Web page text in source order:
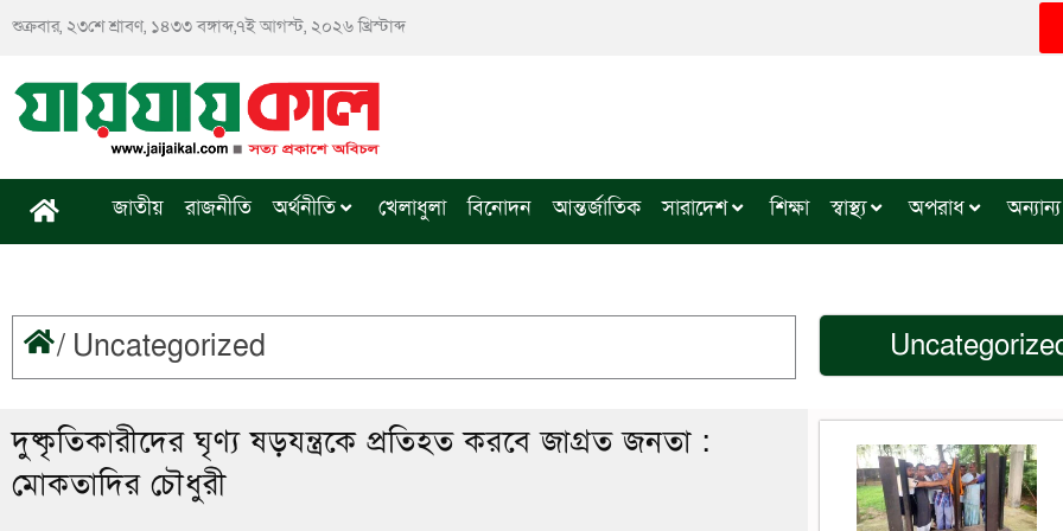
শুক্রবার, ২৩শে শ্রাবণ, ১৪৩৩ বঙ্গাব্দ,৭ই আগস্ট, ২০২৬ খ্রিস্টাব্দ
জাতীয় রাজনীতি অর্থনীতি খেলাধুলা বিনোদন আন্তর্জাতিক সারাদেশ শিক্ষা স্বাস্থ্য অপরাধ অন্যান্য
/ Uncategorized
দুষ্কৃতিকারীদের ঘৃণ্য ষড়যন্ত্রকে প্রতিহত করবে জাগ্রত জনতা :
মোকতাদির চৌধুরী